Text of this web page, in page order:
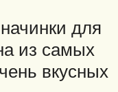
для
из самых
вкусных